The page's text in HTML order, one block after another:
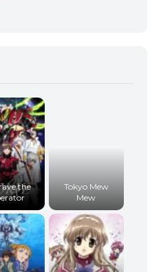
the
Tokyo Mew
Mew